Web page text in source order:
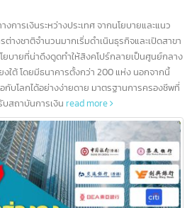
นสิงคโปร์ และอีกมากกว่า 100
งการเงินระหว่างประเทศ จากนโยบายและแนว
รต่างชาติจำนวนมากเริ่มดำเนินธุรกิจและเปิดสา
โยบายที่น่าดึงดูดทำให้สิงคโปร์กลายเป็นศูนย์กล
ฉียงใต้ โดยมีธนาคารตั้งกว่า 200 แห่ง นอกจากนี้
ต่อกับโลกได้อย่างง่ายดาย มาตรฐานการครองชี
บสถาบันการเงิน
read more